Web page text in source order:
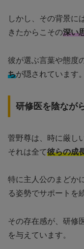
しかし、その背景に
きたからこその深い
彼が選ぶ言葉や態度
ちが隠されています。
研修医を陰なが
菅野尊は、時に厳し
それは全て彼らの成
特に主人公のまどか
る姿勢でサポートを
その存在感が、研修
を与えています。